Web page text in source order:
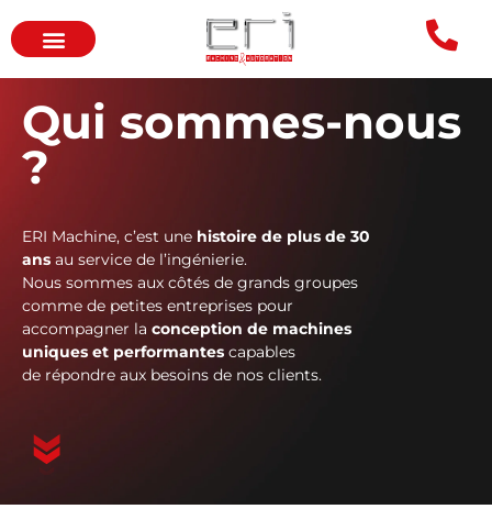
Qui sommes-nous
?
ERI Machine, c’est une histoire de plus de 30
ans au service de l’ingénierie.
Nous sommes aux côtés de grands groupes
comme de petites entreprises pour
accompagner la conception de machines
uniques et performantes capables
de répondre aux besoins de nos clients.